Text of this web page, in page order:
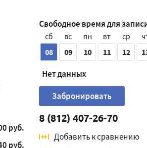
руб.
руб.
Свободное время для
сб
08
вс
09
пн
10
вт
11
ср
12
Нет данных
Забронировать
8 (812) 407-26-70
Добавить к сравнению